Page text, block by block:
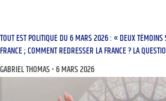
TOUT EST POLITIQUE DU 6 MARS 2026 : « DEUX TÉMOINS
FRANCE ; COMMENT REDRESSER LA FRANCE ? LA
GABRIEL THOMAS 6 MARS 2026